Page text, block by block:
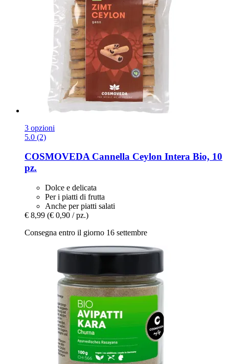
3 opzioni
5.0 (2)
COSMOVEDACannella Ceylon Intera Bio, 10
pz.
Dolce e delicata
Per i piatti di frutta
Anche per piatti salati
€ 8,99 (€ 0,90 / pz.)
Consegna entro il giorno 16 settembre